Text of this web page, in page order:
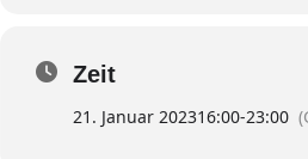
Zeit
21. Januar 202316:00-23:00